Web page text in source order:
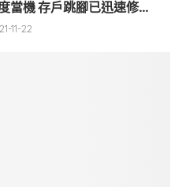
當機 存戶跳腳已迅速修...
11-22